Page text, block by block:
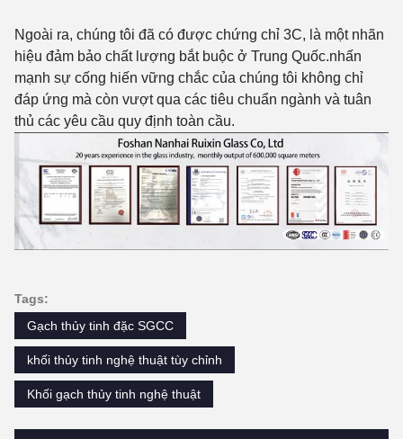
Ngoài ra, chúng tôi đã có được chứng chỉ 3C, là một nhãn
hiệu đảm bảo chất lượng bắt buộc ở Trung Quốc.nhấn
mạnh sự cống hiến vững chắc của chúng tôi không chỉ
đáp ứng mà còn vượt qua các tiêu chuẩn ngành và tuân
thủ các yêu cầu quy định toàn cầu.
Tags:
Gạch thủy tinh đặc SGCC
khối thủy tinh nghệ thuật tùy chỉnh
Khối gạch thủy tinh nghệ thuật